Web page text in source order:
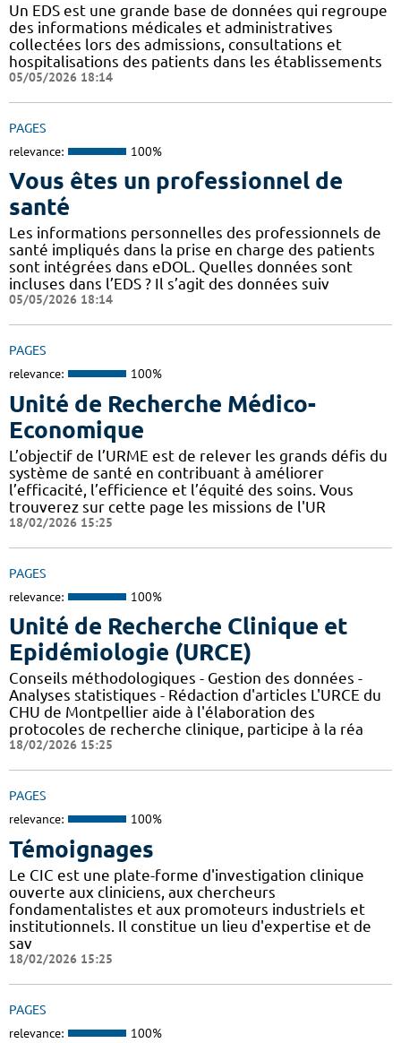
Un EDS est une grande base de données qui regroupe
des informations médicales et administratives
collectées lors des admissions, consultations et
hospitalisations des patients dans les établissements
05/05/2026 18:14
PAGES
relevance: 100%
Vous êtes un professionnel de
santé
Les informations personnelles des professionnels de
santé impliqués dans la prise en charge des patients
sont intégrées dans eDOL. Quelles données sont
incluses dans l’EDS ? Il s’agit des données suiv
05/05/2026 18:14
PAGES
relevance: 100%
Unité de Recherche Médico-
Economique
L’objectif de l’URME est de relever les grands défis du
système de santé en contribuant à améliorer
l’efficacité, l’efficience et l’équité des soins. Vous
trouverez sur cette page les missions de l'UR
18/02/2026 15:25
PAGES
relevance: 100%
Unité de Recherche Clinique et
Epidémiologie (URCE)
Conseils méthodologiques - Gestion des données -
Analyses statistiques - Rédaction d'articles L'URCE du
CHU de Montpellier aide à l'élaboration des
protocoles de recherche clinique, participe à la réa
18/02/2026 15:25
PAGES
relevance: 100%
Témoignages
Le CIC est une plate-forme d'investigation clinique
ouverte aux cliniciens, aux chercheurs
fondamentalistes et aux promoteurs industriels et
institutionnels. Il constitue un lieu d'expertise et de
sav
18/02/2026 15:25
PAGES
relevance: 100%